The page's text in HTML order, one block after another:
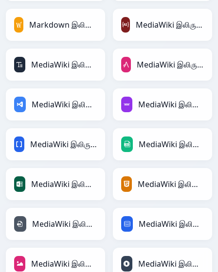
Markdown இலிருந்து MediaWiki MediaWiki இலிருந்து ActionScript
MediaWiki இலிருந்து ASCII MediaWiki இலிருந்து AsciiDoc
MediaWiki இலிருந்து ASP MediaWiki இலிருந்து Avro
MediaWiki இலிருந்து BBCode MediaWiki இலிருந்து CSV
MediaWiki இலிருந்து Excel MediaWiki இலிருந்து HTML
MediaWiki இலிருந்து INI MediaWiki இலிருந்து SQL
MediaWiki இலிருந்து JPEG MediaWiki இலிருந்து JSON